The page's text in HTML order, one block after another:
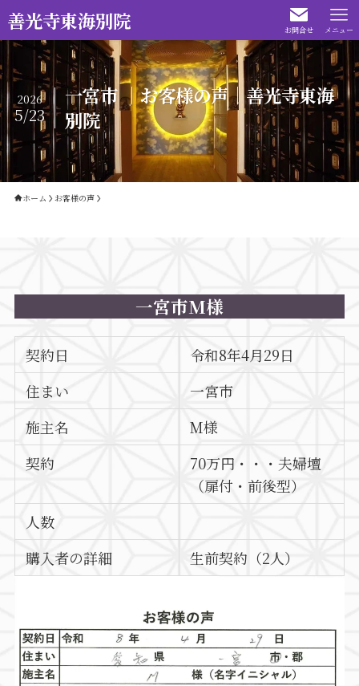
善光寺東海別院 お問合せ メニュー
一宮市 ｜お客様の声｜善光寺東海
別院
2026
5/23
ホーム お客様の声
一宮市M様
契約日
令和8年4月29日
住まい
一宮市
施主名
M様
契約
70万円・・・夫婦壇
（扉付・前後型）
人数
購入者の詳細
生前契約（2人）